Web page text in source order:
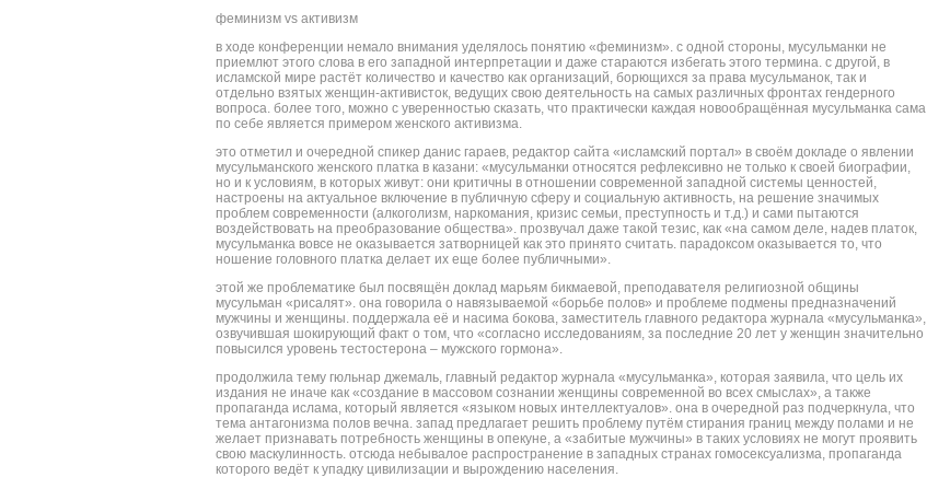
феминизм vs активизм
в ходе конференции немало внимания уделялось понятию «феминизм». с одной стороны, мусульманки не
приемлют этого слова в его западной интерпретации и даже стараются избегать этого термина. с другой, в
исламской мире растёт количество и качество как организаций, борющихся за права мусульманок, так и
отдельно взятых женщин-активисток, ведущих свою деятельность на самых различных фронтах гендерного
вопроса. более того, можно с уверенностью сказать, что практически каждая новообращённая мусульманка сама
по себе является примером женского активизма.
это отметил и очередной спикер данис гараев, редактор сайта «исламский портал» в своём докладе о явлении
мусульманского женского платка в казани: «мусульманки относятся рефлексивно не только к своей биографии,
но и к условиям, в которых живут: они критичны в отношении современной западной системы ценностей,
настроены на актуальное включение в публичную сферу и социальную активность, на решение значимых
проблем современности (алкоголизм, наркомания, кризис семьи, преступность и т.д.) и сами пытаются
воздействовать на преобразование общества». прозвучал даже такой тезис, как «на самом деле, надев платок,
мусульманка вовсе не оказывается затворницей как это принято считать. парадоксом оказывается то, что
ношение головного платка делает их еще более публичными».
этой же проблематике был посвящён доклад марьям бикмаевой, преподавателя религиозной общины
мусульман «рисалят». она говорила о навязываемой «борьбе полов» и проблеме подмены предназначений
мужчины и женщины. поддержала её и насима бокова, заместитель главного редактора журнала «мусульманка»,
озвучившая шокирующий факт о том, что «согласно исследованиям, за последние 20 лет у женщин значительно
повысился уровень тестостерона – мужского гормона».
продолжила тему гюльнар джемаль, главный редактор журнала «мусульманка», которая заявила, что цель их
издания не иначе как «создание в массовом сознании женщины современной во всех смыслах», а также
пропаганда ислама, который является «языком новых интеллектуалов». она в очередной раз подчеркнула, что
тема антагонизма полов вечна. запад предлагает решить проблему путём стирания границ между полами и не
желает признавать потребность женщины в опекуне, а «забитые мужчины» в таких условиях не могут проявить
свою маскулинность. отсюда небывалое распространение в западных странах гомосексуализма, пропаганда
которого ведёт к упадку цивилизации и вырождению населения.